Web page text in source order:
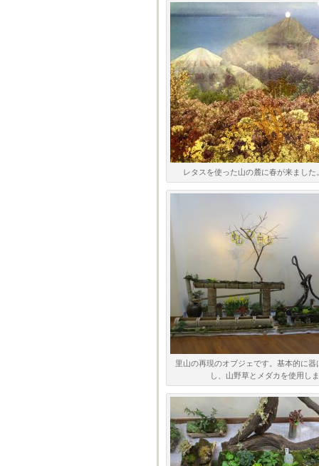
レタスを使った山の麓に春が来ました
里山の再現のオブジェです。基本的に器
し、山野草とメダカを使用し